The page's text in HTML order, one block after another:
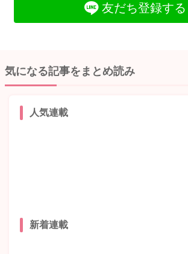
友だち登録する
気になる記事をまとめ読み
人気連載
新着連載